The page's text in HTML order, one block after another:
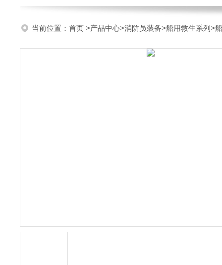
当前位置： 首页 >产品中心>消防员装备>船用救生系列 >